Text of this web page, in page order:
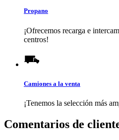
Propano
¡Ofrecemos recarga e
centros!
Camiones a la venta
¡Tenemos la selección más
Comentarios de